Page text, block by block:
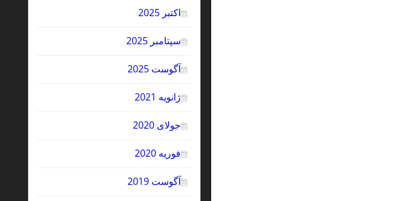
اکتبر 2025
سپتامبر 2025
آگوست 2025
ژانویه 2021
جولای 2020
فوریه 2020
آگوست 2019